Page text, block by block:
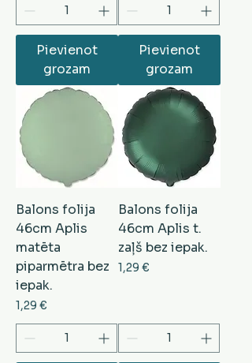
Pievienot
grozam
Pievienot
grozam
Balons folija
46cm Aplis
matēta
piparmētra bez
iepak.
Cena
1,29 €
Balons folija
46cm Aplis t.
zaļš bez iepak.
Cena
1,29 €